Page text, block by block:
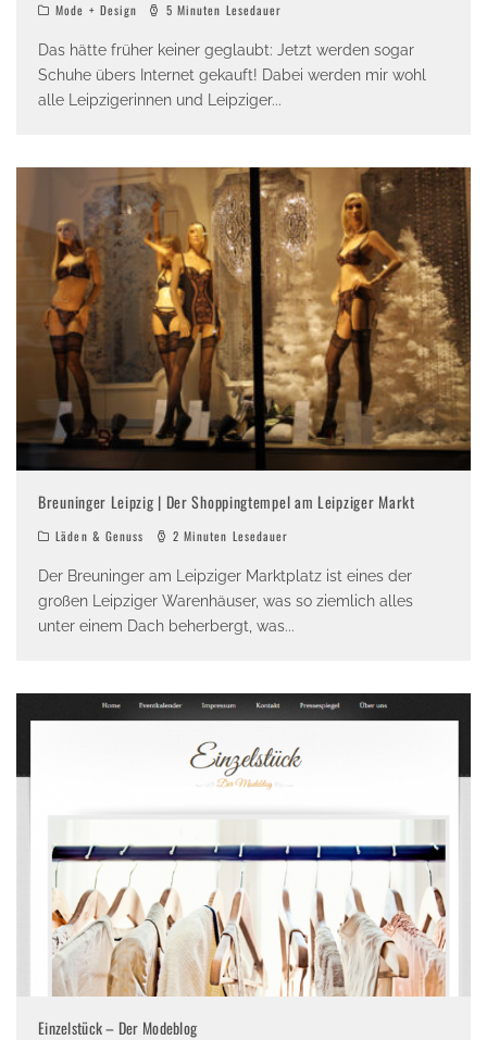
Mode + Design 5 Minuten Lesedauer
Das hätte früher keiner geglaubt: Jetzt werden sogar
Schuhe übers Internet gekauft! Dabei werden mir wohl
alle Leipzigerinnen und Leipziger...
Breuninger Leipzig | Der Shoppingtempel am Leipziger Markt
Läden & Genuss 2 Minuten Lesedauer
Der Breuninger am Leipziger Marktplatz ist eines der
großen Leipziger Warenhäuser, was so ziemlich alles
unter einem Dach beherbergt, was...
Einzelstück – Der Modeblog